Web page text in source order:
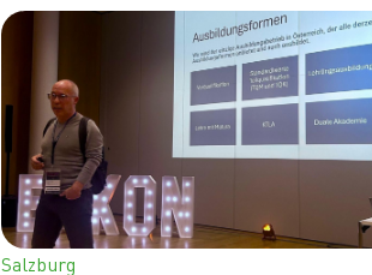
Salzburg